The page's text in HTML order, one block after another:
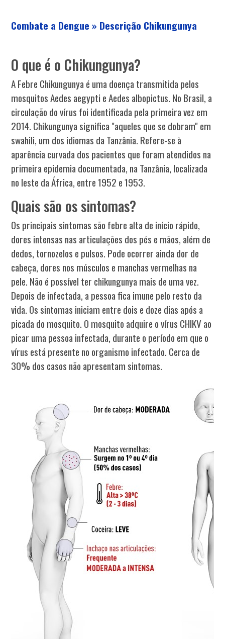
Combate a Dengue » Descrição Chikungunya
O que é o Chikungunya?
A Febre Chikungunya é uma doença transmitida pelos
mosquitos Aedes aegypti e Aedes albopictus. No Brasil, a
circulação do vírus foi identificada pela primeira vez em
2014. Chikungunya significa "aqueles que se dobram" em
swahili, um dos idiomas da Tanzânia. Refere-se à
aparência curvada dos pacientes que foram atendidos na
primeira epidemia documentada, na Tanzânia, localizada
no leste da África, entre 1952 e 1953.
Quais são os sintomas?
Os principais sintomas são febre alta de início rápido,
dores intensas nas articulações dos pés e mãos, além de
dedos, tornozelos e pulsos. Pode ocorrer ainda dor de
cabeça, dores nos músculos e manchas vermelhas na
pele. Não é possível ter chikungunya mais de uma vez.
Depois de infectada, a pessoa fica imune pelo resto da
vida. Os sintomas iniciam entre dois e doze dias após a
picada do mosquito. O mosquito adquire o vírus CHIKV ao
picar uma pessoa infectada, durante o período em que o
vírus está presente no organismo infectado. Cerca de
30% dos casos não apresentam sintomas.